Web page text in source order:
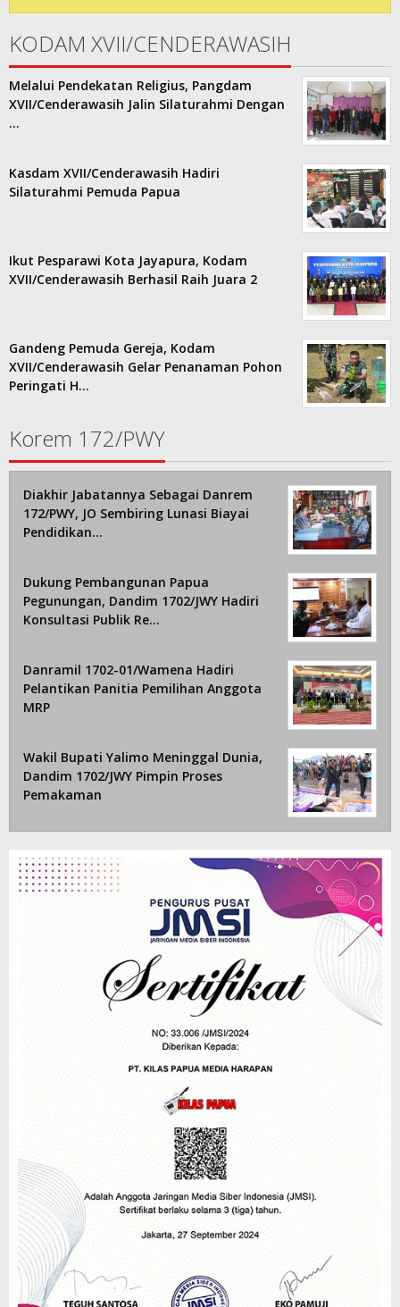
KODAM XVII/CENDERAWASIH
Melalui Pendekatan Religius, Pangdam
XVII/Cenderawasih Jalin Silaturahmi Dengan
…
Kasdam XVII/Cenderawasih Hadiri
Silaturahmi Pemuda Papua
Ikut Pesparawi Kota Jayapura, Kodam
XVII/Cenderawasih Berhasil Raih Juara 2
Gandeng Pemuda Gereja, Kodam
XVII/Cenderawasih Gelar Penanaman Pohon
Peringati H…
Korem 172/PWY
Diakhir Jabatannya Sebagai Danrem
172/PWY, JO Sembiring Lunasi Biayai
Pendidikan…
Dukung Pembangunan Papua
Pegunungan, Dandim 1702/JWY Hadiri
Konsultasi Publik Re…
Danramil 1702-01/Wamena Hadiri
Pelantikan Panitia Pemilihan Anggota
MRP
Wakil Bupati Yalimo Meninggal Dunia,
Dandim 1702/JWY Pimpin Proses
Pemakaman